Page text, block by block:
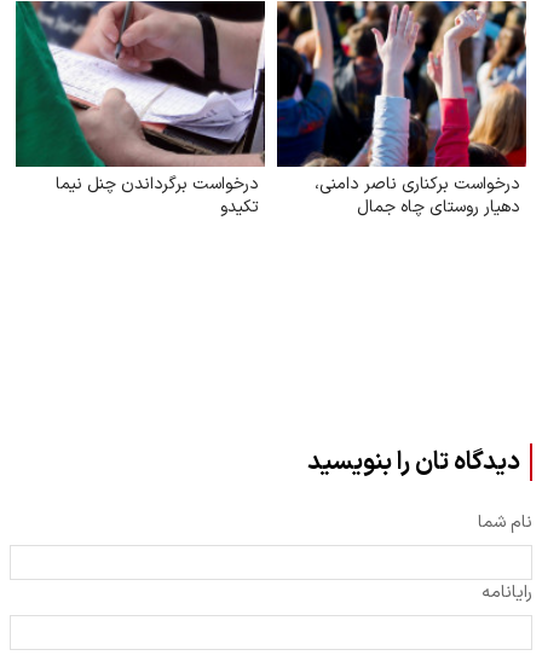
درخواست برکناری ناصر دامنی،
دهیار روستای چاه جمال
درخواست برگرداندن چنل نیما
تکیدو
دیدگاه تان را بنویسید
نام شما
رایانامه